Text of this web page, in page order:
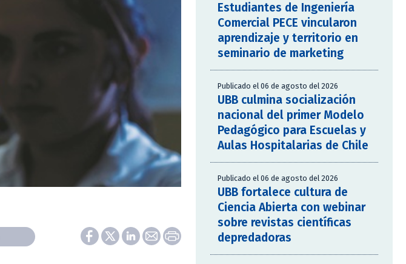
Estudiantes de Ingeniería
Comercial PECE vincularon
aprendizaje y territorio en
seminario de marketing
Publicado el 06 de agosto del 2026
UBB culmina socialización
nacional del primer Modelo
Pedagógico para Escuelas y
Aulas Hospitalarias de Chile
Publicado el 06 de agosto del 2026
UBB fortalece cultura de
Ciencia Abierta con webinar
sobre revistas científicas
depredadoras